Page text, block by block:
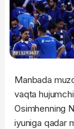
Manbada
vaqta
Osimhenning
iyuniga qadar